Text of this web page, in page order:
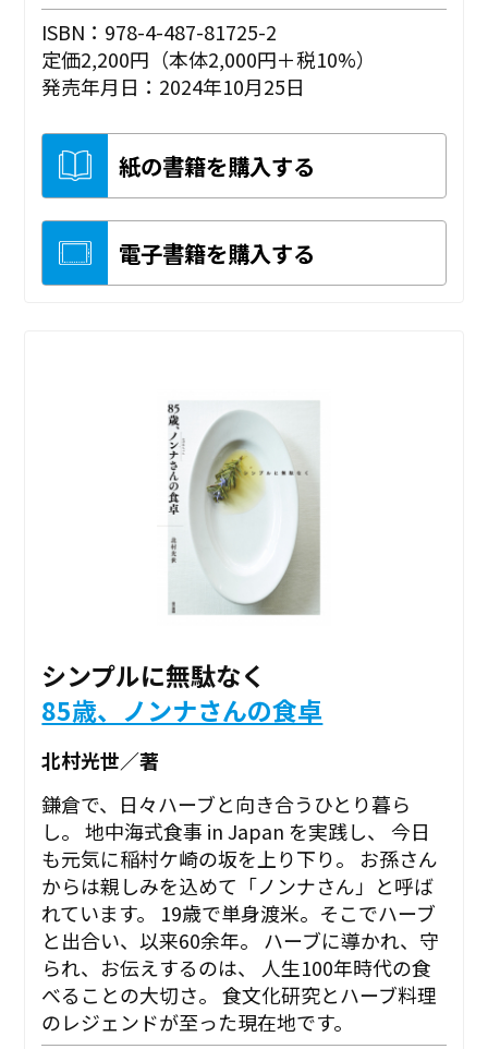
ISBN：978-4-487-81725-2
定価2,200円（本体2,000円＋税10%）
発売年月日：2024年10月25日
紙の書籍を購入する
電子書籍を購入する
シンプルに無駄なく
85歳、ノンナさんの食卓
北村光世／著
鎌倉で、日々ハーブと向き合うひとり暮ら
し。 地中海式食事 in Japan を実践し、 今日
も元気に稲村ケ崎の坂を上り下り――。 お孫さん
からは親しみを込めて「ノンナさん」と呼ば
れています。 19歳で単身渡米。そこでハーブ
と出合い、以来60余年。 ハーブに導かれ、守
られ、お伝えするのは、 人生100年時代の食
べることの大切さ。 食文化研究とハーブ料理
のレジェンドが至った現在地です。